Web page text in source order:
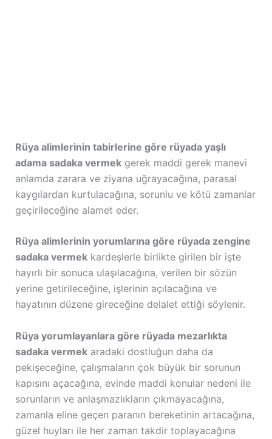
Rüya alimlerinin tabirlerine göre rüyada yaşlı
adama sadaka vermekgerek maddi gerek manevi
anlamda zarara ve ziyana uğrayacağına, parasal
kaygılardan kurtulacağına, sorunlu ve kötü zamanlar
geçirileceğine alamet eder.
Rüya alimlerinin yorumlarına göre rüyada zengine
sadaka vermekkardeşlerle birlikte girilen bir işte
hayırlı bir sonuca ulaşılacağına, verilen bir sözün
yerine getirileceğine, işlerinin açılacağına ve
hayatının düzene gireceğine delalet ettiği söylenir.
Rüya yorumlayanlara göre rüyada mezarlıkta
sadaka vermekaradaki dostluğun daha da
pekişeceğine, çalışmaların çok büyük bir sorunun
kapısını açacağına, evinde maddi konular nedeni ile
sorunların ve anlaşmazlıkların çıkmayacağına,
zamanla eline geçen paranın bereketinin artacağına,
güzel huyları ile her zaman takdir toplayacağına